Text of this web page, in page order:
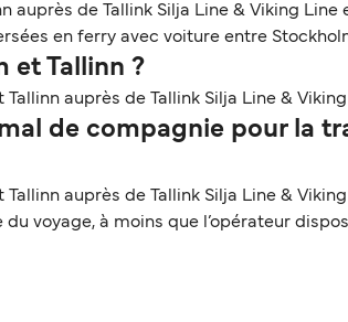
de Tallink Silja Line & Viking
en ferry avec voiture entre
et Tallinn ?
auprès de Tallink Silja Line &
de compagnie pour la
auprès de Tallink Silja Line &
voyage, à moins que l’opérateur